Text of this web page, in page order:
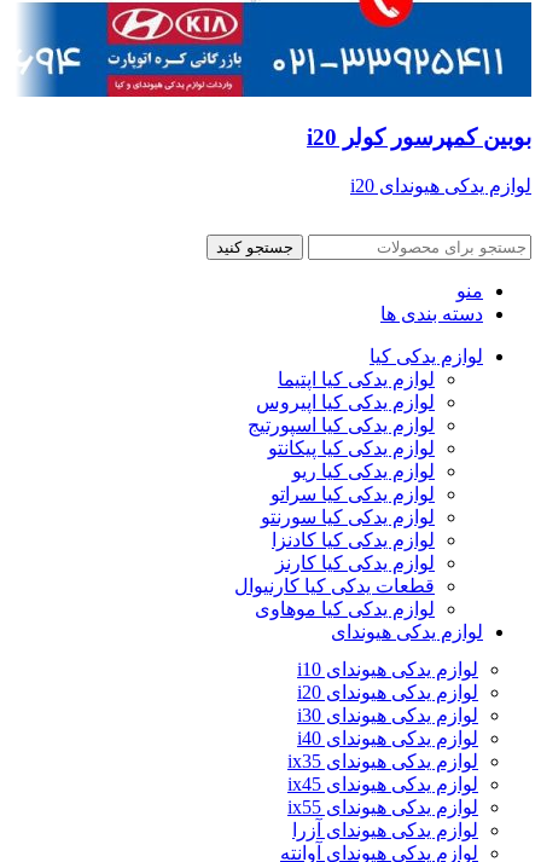
بوبین کمپرسور کولر i20
لوازم یدکی هیوندای i20
جستجو کنید
منو
دسته بندی ها
لوازم یدکی کیا
لوازم یدکی کیا اپتیما
لوازم یدکی کیا اپیروس
لوازم یدکی کیا اسپورتیج
لوازم یدکی کیا پیکانتو
لوازم یدکی کیا ریو
لوازم یدکی کیا سراتو
لوازم یدکی کیا سورنتو
لوازم یدکی کیا کادنزا
لوازم یدکی کیا کارنز
قطعات یدکی کیا کارنیوال
لوازم یدکی کیا موهاوی
لوازم یدکی هیوندای
لوازم یدکی هیوندای i10
لوازم یدکی هیوندای i20
لوازم یدکی هیوندای i30
لوازم یدکی هیوندای i40
لوازم یدکی هیوندای ix35
لوازم یدکی هیوندای ix45
لوازم یدکی هیوندای ix55
لوازم یدکی هیوندای آزرا
لوازم یدکی هیوندای آوانته